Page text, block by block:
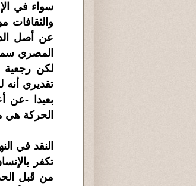
سواء في
والثقافات
عن أصل
المصري
لكن رجعية
تقديري أنه
بعيدا -عن
الحركة هي
النقد في
تكفر
من قَبل